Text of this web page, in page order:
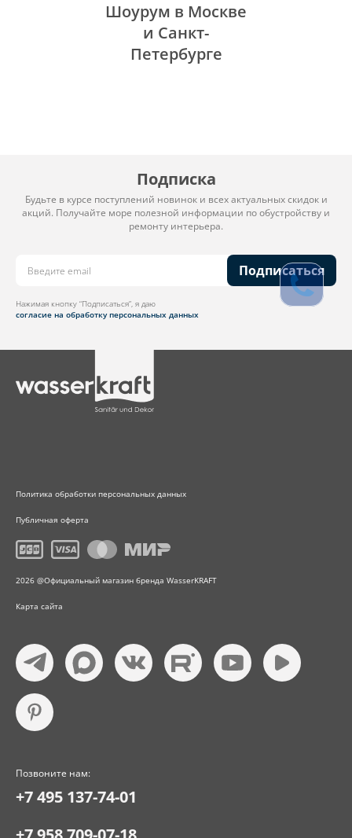
Шоурум в Москве
и Санкт-
Петербурге
Подписка
Будьте в курсе поступлений новинок и всех актуальных скидок и
акций. Получайте море полезной информации по обустройству и
ремонту интерьера.
Подписаться
Нажимая кнопку “Подписаться”, я даю
согласие на обработку персональных данных
Политика обработки персональных данных
Публичная оферта
2026 @Официальный магазин бренда WasserKRAFT
Карта сайта
Позвоните нам:
+7 495 137-74-01